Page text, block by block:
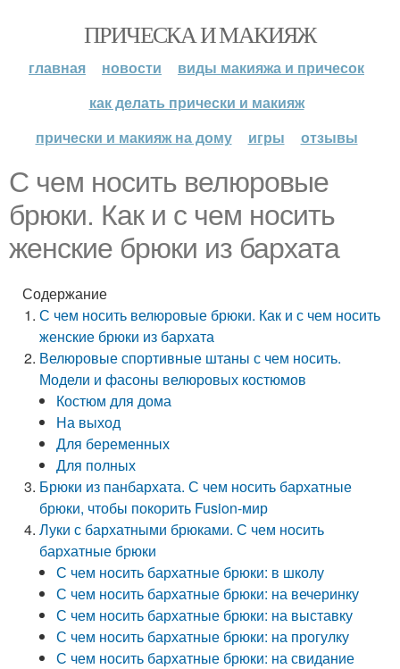
ПРИЧЕСКА И МАКИЯЖ
главная новости
виды макияжа и причесок
как делать прически и макияж
прически и макияж на дому
игры отзывы
С чем носить велюровые
брюки. Как и с чем носить
женские брюки из бархата
Содержание
С чем носить велюровые брюки. Как и с чем носить
женские брюки из бархата
Велюровые спортивные штаны с чем носить.
Модели и фасоны велюровых костюмов
Костюм для дома
На выход
Для беременных
Для полных
Брюки из панбархата. С чем носить бархатные
брюки, чтобы покорить Fusion-мир
Луки с бархатными брюками. С чем носить
бархатные брюки
С чем носить бархатные брюки: в школу
С чем носить бархатные брюки: на вечеринку
С чем носить бархатные брюки: на выставку
С чем носить бархатные брюки: на прогулку
С чем носить бархатные брюки: на свидание